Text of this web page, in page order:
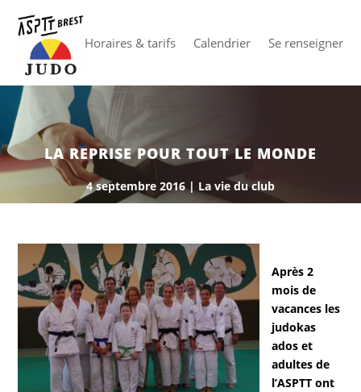
Horaires & tarifs Calendrier Se renseigner
LA REPRISE POUR TOUT LE MONDE
4 septembre 2016| La vie du club
Après 2
mois de
vacances les
judokas
ados et
adultes de
l’ASPTT ont